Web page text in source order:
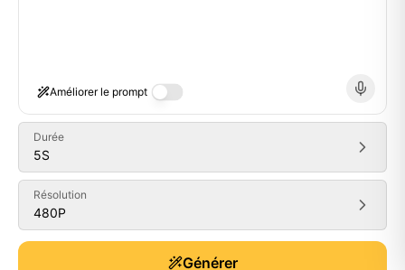
Améliorer le prompt
Durée
5S
Résolution
480P
Générer
Generate